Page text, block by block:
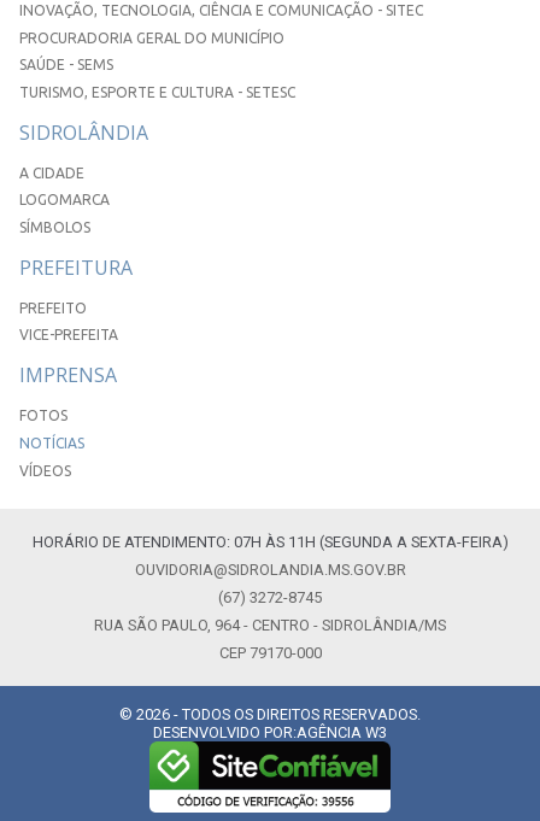
INOVAÇÃO, TECNOLOGIA, CIÊNCIA E COMUNICAÇÃO - SITEC
PROCURADORIA GERAL DO MUNICÍPIO
SAÚDE - SEMS
TURISMO, ESPORTE E CULTURA - SETESC
SIDROLÂNDIA
A CIDADE
LOGOMARCA
SÍMBOLOS
PREFEITURA
PREFEITO
VICE-PREFEITA
IMPRENSA
FOTOS
NOTÍCIAS
VÍDEOS
HORÁRIO DE ATENDIMENTO: 07H ÀS 11H (SEGUNDA A SEXTA-FEIRA)
OUVIDORIA@SIDROLANDIA.MS.GOV.BR
(67) 3272-8745
RUA SÃO PAULO, 964 - CENTRO - SIDROLÂNDIA/MS
CEP 79170-000
© 2026 - TODOS OS DIREITOS RESERVADOS.
DESENVOLVIDO POR:AGÊNCIA W3